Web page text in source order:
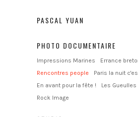
PASCAL YUAN
PHOTO DOCUMENTAIRE
Impressions Marines
Errance
Rencontres people
Paris la nuit
En avant pour la fête !
Les
Rock Image